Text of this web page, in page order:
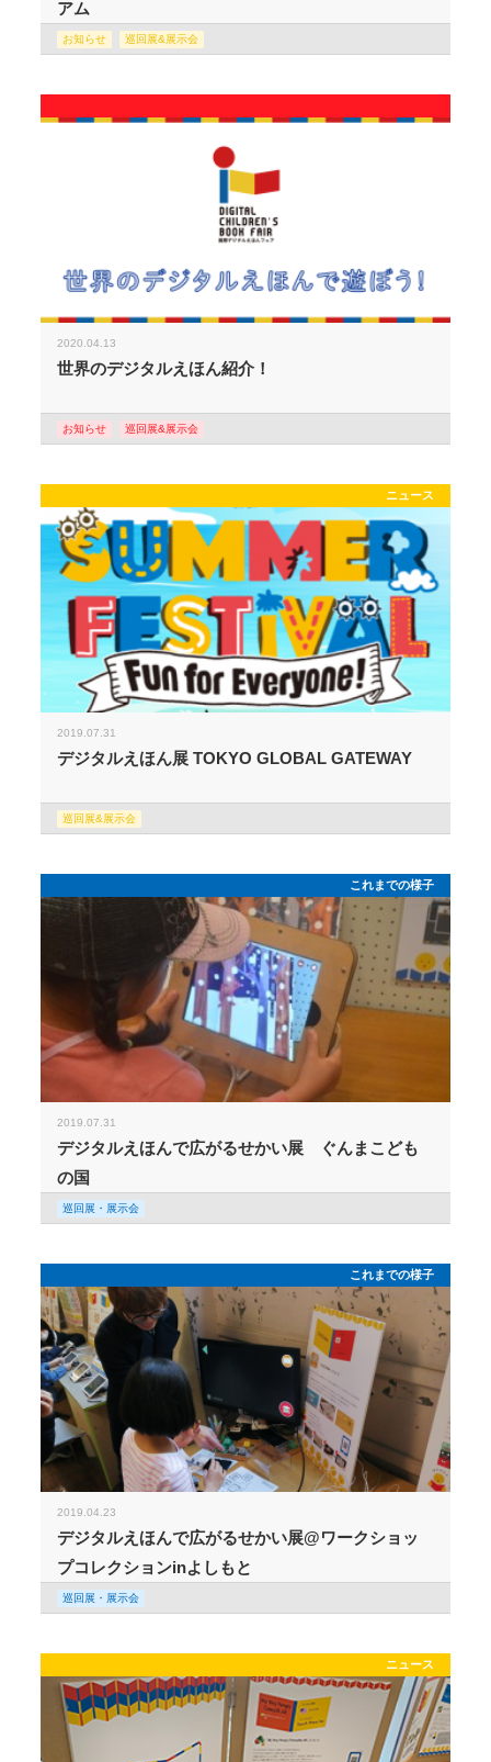
アム
お知らせ 巡回展&展示会
2020.04.13
世界のデジタルえほん紹介！
お知らせ 巡回展&展示会
ニュース
2019.07.31
デジタルえほん展 TOKYO GLOBAL GATEWAY
巡回展&展示会
これまでの様子
2019.07.31
デジタルえほんで広がるせかい展 ぐんまこども
の国
巡回展・展示会
これまでの様子
2019.04.23
デジタルえほんで広がるせかい展@ワークショッ
プコレクションinよしもと
巡回展・展示会
ニュース